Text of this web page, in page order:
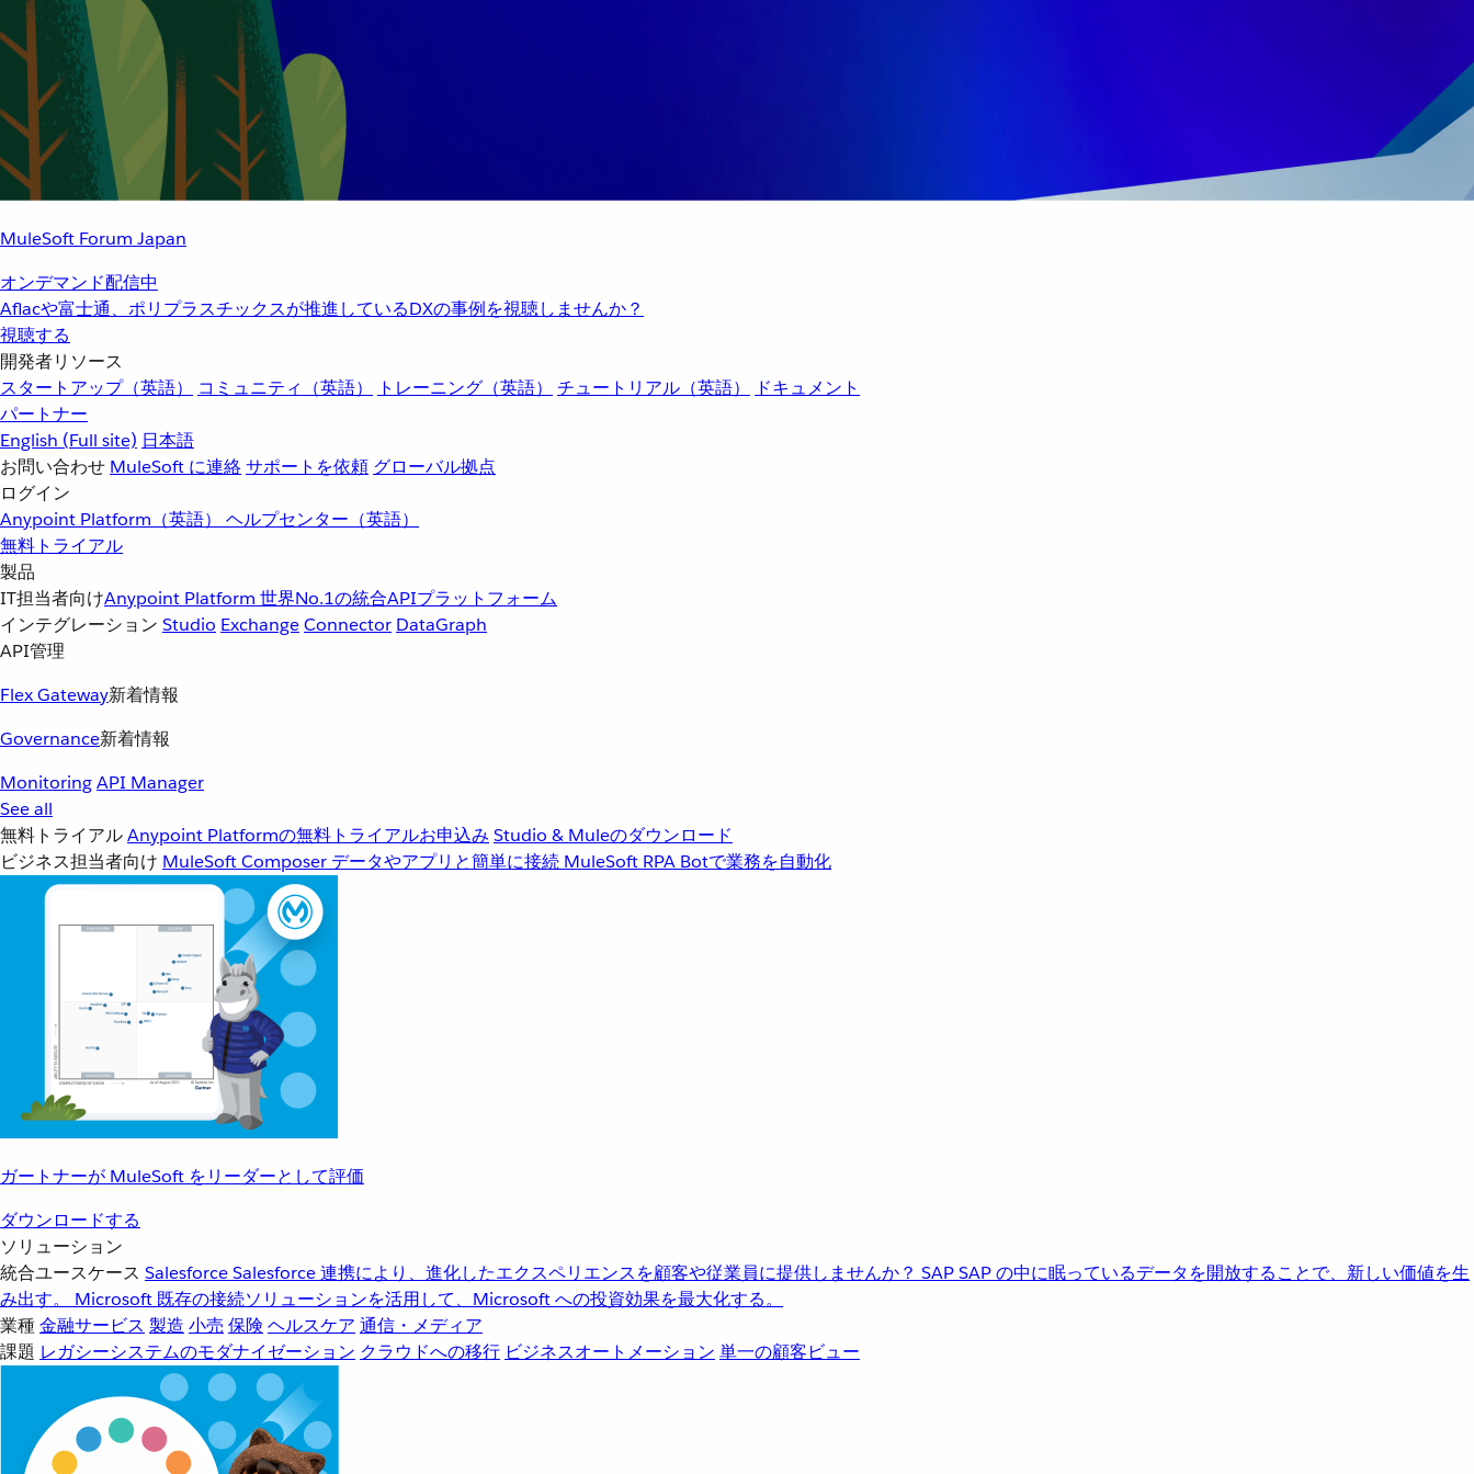
MuleSoft Forum Japan
オンデマンド配信中
Aflacや富士通、ポリプラスチックスが推進しているDXの事例を視聴しませんか？
視聴する
開発者リソース
スタートアップ（英語）
コミュニティ（英語） トレーニング（英語） チュートリアル（英語）
ドキュメント
パートナー
English (Full site) 日本語
お問い合わせ MuleSoft に連絡サポートを依頼 グローバル拠点
ログイン
Anypoint Platform（英語） ヘルプセンター（英語）
無料トライアル
製品
IT担当者向けAnypoint Platform 世界No.1の統合APIプラットフォーム
インテグレーション Studio ExchangeConnector DataGraph
API管理
Flex Gateway新着情報
Governance新着情報
MonitoringAPI Manager
See all
無料トライアルAnypoint Platformの無料トライアルお申込み Studio & Muleのダウンロード
ビジネス担当者向け MuleSoft Composer データやアプリと簡単に接続 MuleSoft RPA Botで業務を自動化
ガートナーが MuleSoft をリーダーとして評価
ダウンロードする
ソリューション
統合ユースケース SalesforceSalesforce 連携により、進化したエクスペリエンスを顧客や従業員に提供しませんか？ SAPSAP の中に眠っているデータを開放することで、新しい価値を生
み出す。
Microsoft 既存の接続ソリューションを活用して、Microsoft への投資効果を最大化する。
業種金融サービス 製造 小売 保険 ヘルスケア 通信・メディア
課題 レガシーシステムのモダナイゼーション クラウドへの移行 ビジネスオートメーション 単一の顧客ビュー